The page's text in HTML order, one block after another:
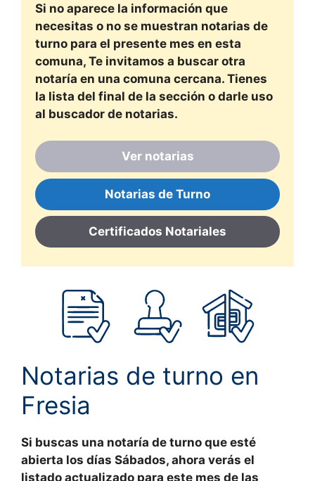
Si no aparece la información que
necesitas o no se muestran notarias de
turno para el presente mes en esta
comuna, Te invitamos a buscar otra
notaría en una comuna cercana. Tienes
la lista del final de la sección o darle uso
al buscador de notarias.
Ver notarias
Notarias de Turno
Certificados Notariales
Notarias de turno en
Fresia
Si buscas una notaría de turno que esté
abierta los días Sábados, ahora verás el
listado actualizado para este mes de las